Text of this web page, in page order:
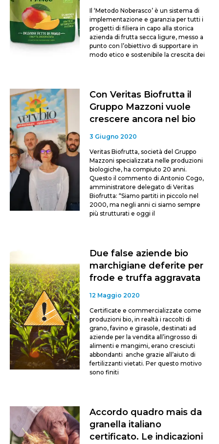
Il ‘Metodo Noberasco’ è un sistema di
implementazione e garanzia per tutti i
progetti di filiera in capo alla storica
azienda di frutta secca ligure, messo a
punto con l’obiettivo di supportare in
modo etico e sostenibile la crescita dei
Con Veritas Biofrutta il
Gruppo Mazzoni vuole
crescere ancora nel bio
3 Giugno 2020
Veritas Biofrutta, società del Gruppo
Mazzoni specializzata nelle produzioni
biologiche, ha compiuto 20 anni.
Questo il commento di Antonio Cogo,
amministratore delegato di Veritas
Biofrutta: “Siamo partiti in piccolo nel
2000, ma negli anni ci siamo sempre
più strutturati e oggi il
Due false aziende bio
marchigiane deferite per
frode e truffa aggravata
12 Maggio 2020
Certificate e commercializzate come
produzioni bio, in realtà i raccolti di
grano, favino e girasole, destinati ad
aziende per la vendita all’ingrosso di
alimenti e mangimi, erano cresciuti
abbondanti anche grazie all’aiuto di
fertilizzanti vietati. Per questo motivo
sono finiti
Accordo quadro mais da
granella italiano
certificato. Le indicazioni